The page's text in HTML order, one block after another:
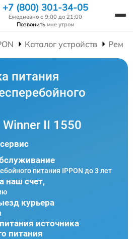
+7 (800) 301-34-05
Ежедневно с 9:00 до 21:00
Позвонить мне утром
Каталог устройств
питания
Winner II 1550
питания IPPON до 3 лет
наш счет,
курьера
источника
питания